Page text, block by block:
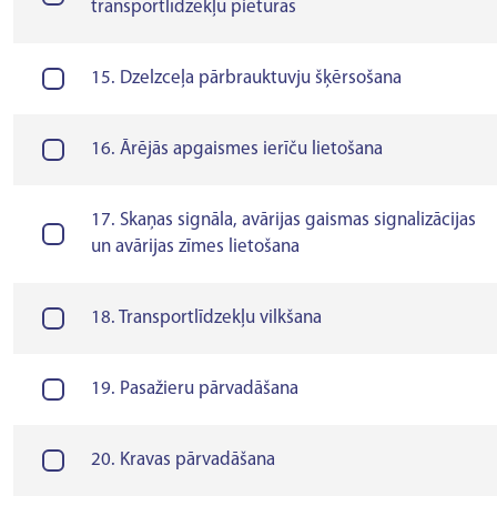
transportlīdzekļu pieturas
15. Dzelzceļa pārbrauktuvju šķērsošana
16. Ārējās apgaismes ierīču lietošana
17. Skaņas signāla, avārijas gaismas signalizācijas
un avārijas zīmes lietošana
18. Transportlīdzekļu vilkšana
19. Pasažieru pārvadāšana
20. Kravas pārvadāšana